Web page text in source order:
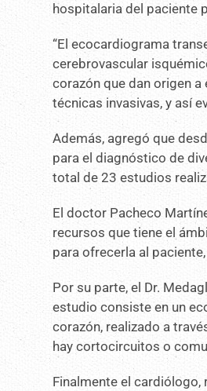
hospitalaria del paciente
“El ecocardiograma
cerebrovascular
corazón que dan origen
técnicas invasivas, y así
Además, agregó que
para el diagnóstico de
total de 23 estudios
El doctor Pacheco
recursos que tiene el
para ofrecerla al
Por su parte, el Dr.
estudio consiste en un
corazón, realizado a
hay cortocircuitos o
Finalmente el